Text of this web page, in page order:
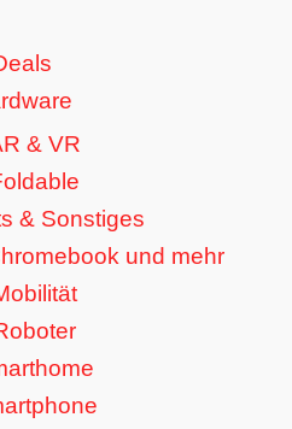
& VR
& Sonstiges
und mehr